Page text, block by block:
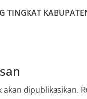
TINGKAT
akan dipublikasikan.